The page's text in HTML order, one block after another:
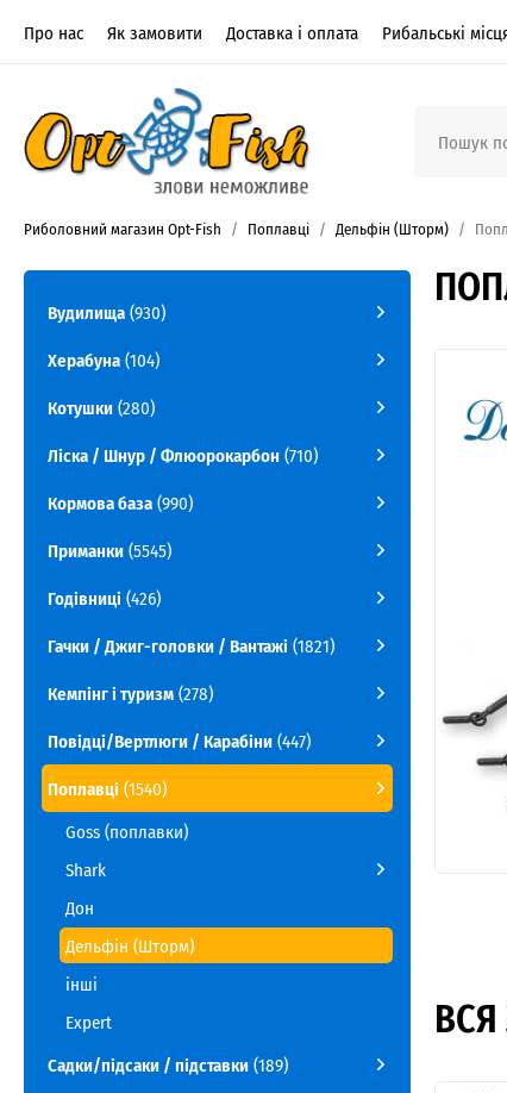
Про нас Як замовити Доставка і оплата Рибальські
Риболовний магазин Opt-Fish Поплавці Дельфін (Шторм)
ВСЯ
Вудилища(930)
Херабуна(104)
Котушки(280)
Ліска / Шнур / Флюорокарбон(710)
Кормова база(990)
Приманки(5545)
Годівниці (426)
Гачки / Джиг-головки / Вантажі (1821)
Кемпінг і туризм(278)
Повідці/Вертлюги / Карабіни(447)
Поплавці (1540)
Goss (поплавки)
Shark
Дон
Дельфін (Шторм)
інші
Expert
Садки/підсаки / підставки(189)